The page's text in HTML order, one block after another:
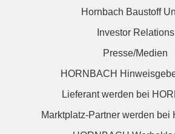
Hornbach Baustoff
Investor Relations
Presse/Medien
HORNBACH
Lieferant werden bei
Marktplatz-Partner werden bei